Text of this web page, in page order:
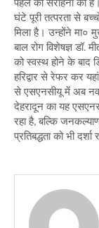
पहल की सराहना की
घंटे पूरी तत्परता से
मिला है। उन्होंने मा०
बाल रोग विशेषज्ञ डॉ.
को स्वस्थ होने के बाद
हरिद्वार से रेफर कर
से एसएनसीयू में अब
देहरादून का यह
रहा है, बल्कि
प्रतिबद्धता को भी दर्शा